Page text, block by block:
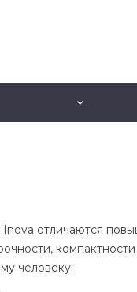
отличаются
человеку.